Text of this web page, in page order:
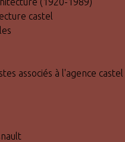
castel
associés à l'agence castel